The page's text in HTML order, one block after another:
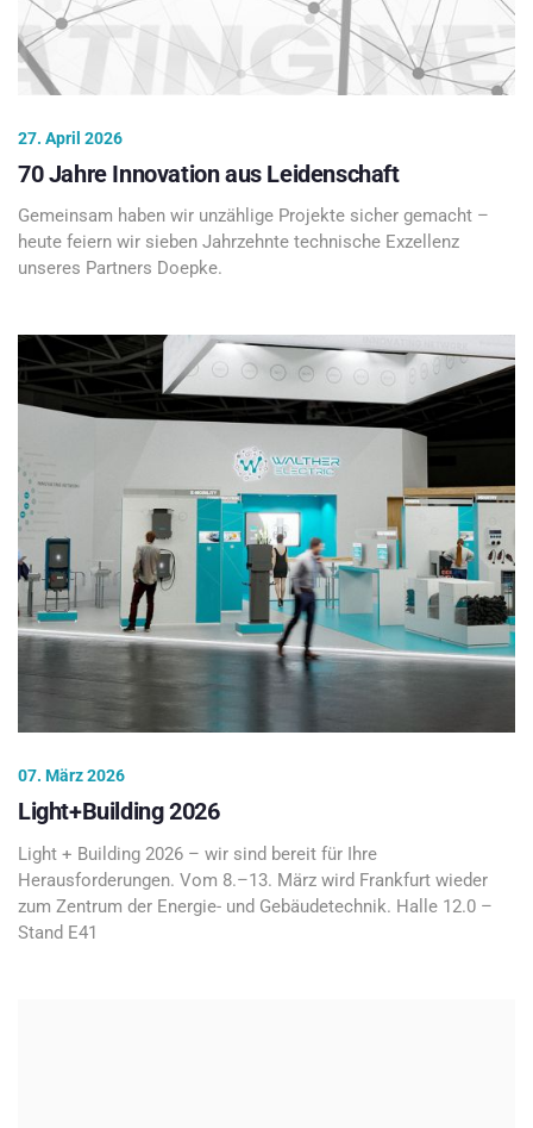
27. April 2026
70 Jahre Innovation aus Leidenschaft
Gemeinsam haben wir unzählige Projekte sicher gemacht –
heute feiern wir sieben Jahrzehnte technische Exzellenz
unseres Partners Doepke.
07. März 2026
Light+Building 2026
Light + Building 2026 – wir sind bereit für Ihre
Herausforderungen. Vom 8.–13. März wird Frankfurt wieder
zum Zentrum der Energie- und Gebäudetechnik. Halle 12.0 –
Stand E41